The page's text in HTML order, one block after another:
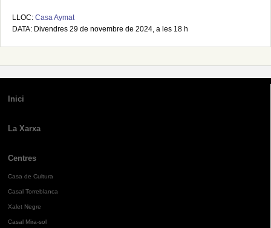
LLOC: Casa Aymat
DATA: Divendres 29 de novembre de 2024, a les 18 h
Inici
La Xarxa
Centres
Casa de Cultura
Casal Torreblanca
Xalet Negre
Casal Mira-sol